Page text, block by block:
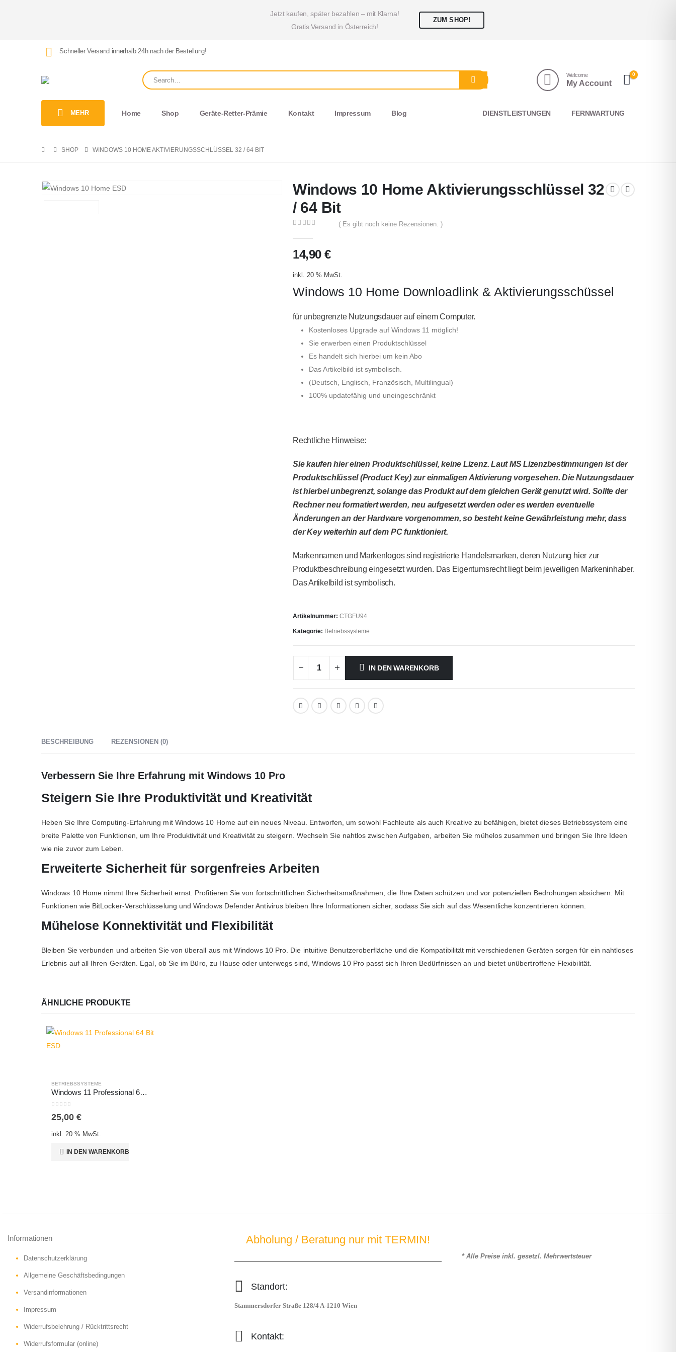
Jetzt kaufen, später bezahlen – mit Klarna!
Gratis Versand in Österreich!
ZUM SHOP!
Schneller Versand innerhalb 24h nach der Bestellung!
Welcome
My Account
0
MEHR Home Shop Geräte-Retter-Prämie Kontakt Impressum Blog DIENSTLEISTUNGEN FERNWARTUNG
SHOP WINDOWS 10 HOME AKTIVIERUNGSSCHLÜSSEL 32 / 64 BIT
Windows 10 Home Aktivierungsschlüssel 32
/ 64 Bit
( Es gibt noch keine Rezensionen. )
14,90€
inkl. 20 % MwSt.
Windows 10 Home Downloadlink & Aktivierungsschüssel
für unbegrenzte Nutzungsdauer auf einem Computer.
Kostenloses Upgrade auf Windows 11 möglich!
Sie erwerben einen Produktschlüssel
Es handelt sich hierbei um kein Abo
Das Artikelbild ist symbolisch.
(Deutsch, Englisch, Französisch, Multilingual)
100% updatefähig und uneingeschränkt
Rechtliche Hinweise:
Sie kaufen hier einen Produktschlüssel, keine Lizenz. Laut MS Lizenzbestimmungen ist der
Produktschlüssel (Product Key) zur einmaligen Aktivierung vorgesehen. Die Nutzungsdauer
ist hierbei unbegrenzt, solange das Produkt auf dem gleichen Gerät genutzt wird. Sollte der
Rechner neu formatiert werden, neu aufgesetzt werden oder es werden eventuelle
Änderungen an der Hardware vorgenommen, so besteht keine Gewährleistung mehr, dass
der Key weiterhin auf dem PC funktioniert.
Markennamen und Markenlogos sind registrierte Handelsmarken, deren Nutzung hier zur
Produktbeschreibung eingesetzt wurden. Das Eigentumsrecht liegt beim jeweiligen Markeninhaber.
Das Artikelbild ist symbolisch.
Artikelnummer: CTGFU94
Kategorie: Betriebssysteme
IN DEN WARENKORB
BESCHREIBUNG REZENSIONEN (0)
Verbessern Sie Ihre Erfahrung mit Windows 10 Pro
Steigern Sie Ihre Produktivität und Kreativität
Heben Sie Ihre Computing-Erfahrung mit Windows 10 Home auf ein neues Niveau. Entworfen, um sowohl Fachleute als auch Kreative zu befähigen, bietet dieses Betriebssystem eine
breite Palette von Funktionen, um Ihre Produktivität und Kreativität zu steigern. Wechseln Sie nahtlos zwischen Aufgaben, arbeiten Sie mühelos zusammen und bringen Sie Ihre Ideen
wie nie zuvor zum Leben.
Erweiterte Sicherheit für sorgenfreies Arbeiten
Windows 10 Home nimmt Ihre Sicherheit ernst. Profitieren Sie von fortschrittlichen Sicherheitsmaßnahmen, die Ihre Daten schützen und vor potenziellen Bedrohungen absichern. Mit
Funktionen wie BitLocker-Verschlüsselung und Windows Defender Antivirus bleiben Ihre Informationen sicher, sodass Sie sich auf das Wesentliche konzentrieren können.
Mühelose Konnektivität und Flexibilität
Bleiben Sie verbunden und arbeiten Sie von überall aus mit Windows 10 Pro. Die intuitive Benutzeroberfläche und die Kompatibilität mit verschiedenen Geräten sorgen für ein nahtloses
Erlebnis auf all Ihren Geräten. Egal, ob Sie im Büro, zu Hause oder unterwegs sind, Windows 10 Pro passt sich Ihren Bedürfnissen an und bietet unübertroffene Flexibilität.
ÄHNLICHE PRODUKTE
BETRIEBSSYSTEME
Windows 11 Professional 64 Bit ESD
25,00 €
inkl. 20 % MwSt.
IN DEN WARENKORB
Informationen
Datenschutzerklärung
Allgemeine Geschäftsbedingungen
Versandinformationen
Impressum
Widerrufsbelehrung / Rücktrittsrecht
Widerrufsformular (online)
Abholung / Beratung nur mit TERMIN!
Standort:
Stammersdorfer Straße 128/4 A-1210 Wien
Kontakt:
* Alle Preise inkl. gesetzl. Mehrwertsteuer